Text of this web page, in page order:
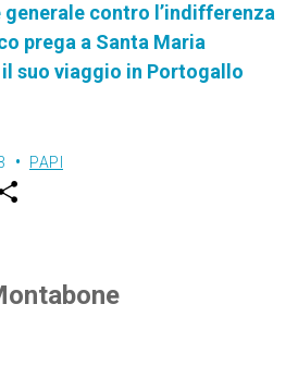
contro l’indifferenza
prega a Santa Maria
suo viaggio in Portogallo
PAPI